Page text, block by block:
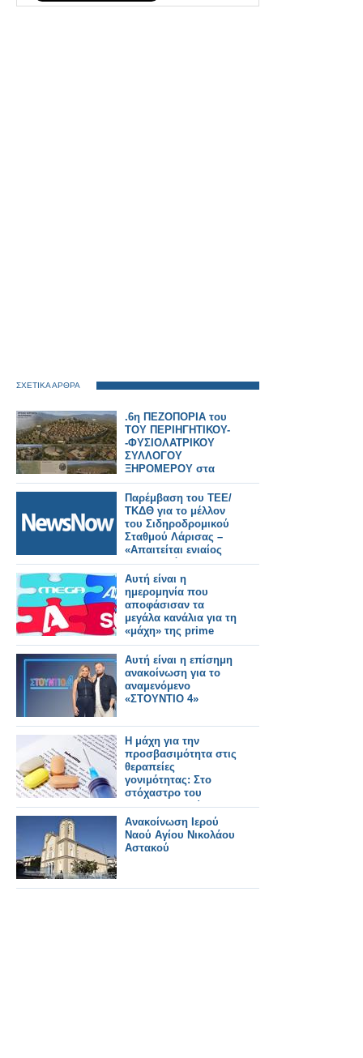
ΣΧΕΤΙΚΑ ΑΡΘΡΑ
.6η ΠΕΖΟΠΟΡΙΑ του
ΤΟΥ ΠΕΡΙΗΓΗΤΙΚΟΥ-
-ΦΥΣΙΟΛΑΤΡΙΚΟΥ
ΣΥΛΛΟΓΟΥ
ΞΗΡΟΜΕΡΟΥ στα
ΚΟΡΟΝΤΑ- Γραφει ο
Αρης Μπιτσωρης
Παρέμβαση του ΤΕΕ/
ΤΚΔΘ για το μέλλον
του Σιδηροδρομικού
Σταθμού Λάρισας –
«Απαιτείται ενιαίος
σχεδιασμός για την
πόλη».
Αυτή είναι η
ημερομηνία που
αποφάσισαν τα
μεγάλα κανάλια για τη
«μάχη» της prime
time
Αυτή είναι η επίσημη
ανακοίνωση για το
αναμενόμενο
«ΣΤΟΥΝΤΙΟ 4»
Η μάχη για την
προσβασιμότητα στις
θεραπείες
γονιμότητας: Στο
στόχαστρο του
φαρμακευτικού
κόσμου οι πρακτικές
της εταιρείας Merck
Ανακοίνωση Ιερού
Ναού Αγίου Νικολάου
Αστακού